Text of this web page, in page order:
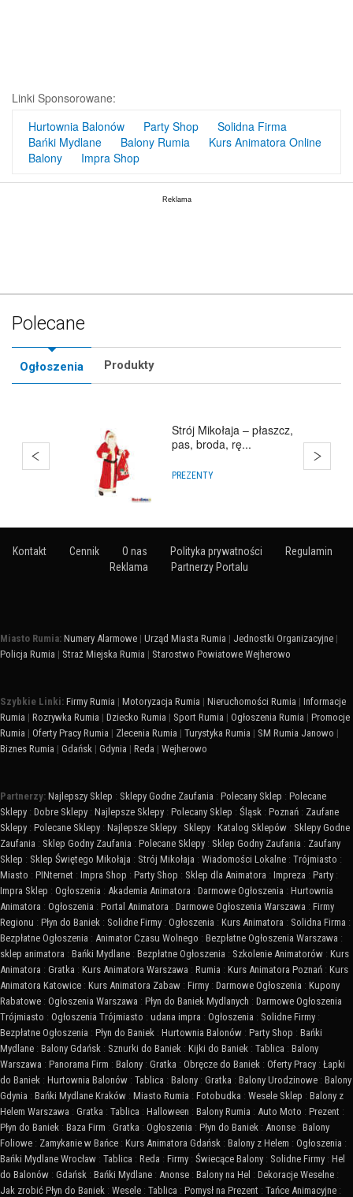
Linki Sponsorowane:
Hurtownia Balonów
Party Shop
Solidna Firma
Bańki Mydlane
Balony Rumia
Kurs Animatora Online
Balony
Impra Shop
Polecane
Ogłoszenia Produkty
Strój Mikołaja – płaszcz,
pas, broda, rę...
PREZENTY
Kontakt Cennik O nas Polityka prywatności
Regulamin
Reklama
Partnerzy Portalu
Miasto Rumia: Numery Alarmowe | Urząd Miasta Rumia | Jednostki Organizacyjne |
Policja Rumia | Straż Miejska Rumia | Starostwo Powiatowe Wejherowo
Szybkie Linki: Firmy Rumia | Motoryzacja Rumia | Nieruchomości Rumia | Informacje
Rumia | Rozrywka Rumia | Dziecko Rumia | Sport Rumia | Ogłoszenia Rumia | Promocje
Rumia | Oferty Pracy Rumia | Zlecenia Rumia | Turystyka Rumia | SM Rumia Janowo |
Biznes Rumia | Gdańsk | Gdynia | Reda | Wejherowo
Partnerzy: Najlepszy Sklep : Sklepy Godne Zaufania : Polecany Sklep : Polecane
Sklepy : Dobre Sklepy : Najlepsze Sklepy : Polecany Sklep : Śląsk : Poznań : Zaufane
Sklepy : Polecane Sklepy : Najlepsze Sklepy : Sklepy : Katalog Sklepów : Sklepy Godne
Zaufania : Sklep Godny Zaufania : Polecane Sklepy : Sklep Godny Zaufania : Zaufany
Sklep : Sklep Świętego Mikołaja : Strój Mikołaja : Wiadomości Lokalne : Trójmiasto :
Miasto : PINternet : Impra Shop : Party Shop : Sklep dla Animatora : Impreza : Party :
Impra Sklep : Ogłoszenia : Akademia Animatora : Darmowe Ogłoszenia : Hurtownia
Animatora : Ogłoszenia : Portal Animatora : Darmowe Ogłoszenia Warszawa : Firmy
Regionu : Płyn do Baniek : Solidne Firmy : Ogłoszenia : Kurs Animatora : Solidna Firma :
Bezpłatne Ogłoszenia : Animator Czasu Wolnego : Bezpłatne Ogłoszenia Warszawa :
sklep animatora : Bańki Mydlane : Bezpłatne Ogłoszenia : Szkolenie Animatorów : Kurs
Animatora : Gratka : Kurs Animatora Warszawa : Rumia : Kurs Animatora Poznań : Kurs
Animatora Katowice : Kurs Animatora Zabaw : Firmy : Darmowe Ogłoszenia : Kupony
Rabatowe : Ogłoszenia Warszawa : Płyn do Baniek Mydlanych : Darmowe Ogłoszenia
Trójmiasto : Ogłoszenia Trójmiasto : udana impra : Ogłoszenia : Solidne Firmy :
Bezpłatne Ogłoszenia : Płyn do Baniek : Hurtownia Balonów : Party Shop : Bańki
Mydlane : Balony Gdańsk : Sznurki do Baniek : Kijki do Baniek : Tablica : Balony
Warszawa : Panorama Firm : Balony : Gratka : Obręcze do Baniek : Oferty Pracy : Łapki
do Baniek : Hurtownia Balonów : Tablica : Balony : Gratka : Balony Urodzinowe : Balony
Gdynia : Bańki Mydlane Kraków : Miasto Rumia : Fotobudka : Wesele Sklep : Balony z
Helem Warszawa : Gratka : Tablica : Halloween : Balony Rumia : Auto Moto : Prezent :
Płyn do Baniek : Baza Firm : Gratka : Ogłoszenia : Płyn do Baniek : Anonse : Balony
Foliowe : Zamykanie w Bańce : Kurs Animatora Gdańsk : Balony z Helem : Ogłoszenia :
Bańki Mydlane Wrocław : Tablica : Reda : Firmy : Świecące Balony : Solidne Firmy : Hel
do Balonów : Gdańsk : Bańki Mydlane : Anonse : Balony na Hel : Dekoracje Weselne :
Jak zrobić Płyn do Baniek : Wesele : Tablica : Pomysł na Prezent : Tańce Animacyjne :